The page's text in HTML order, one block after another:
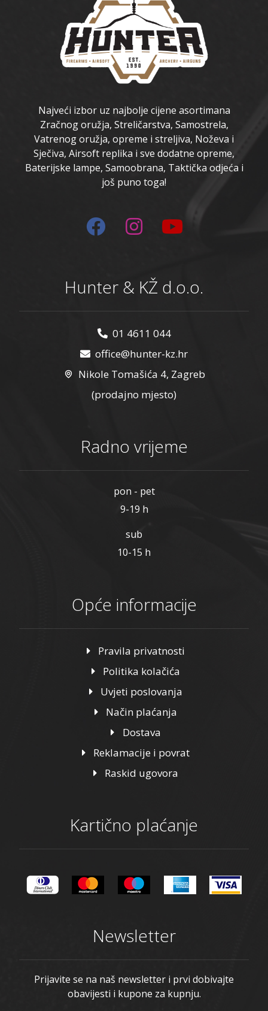
Najveći izbor uz najbolje cijene asortimana
Zračnog oružja, Streličarstva, Samostrela,
Vatrenog oružja, opreme i streljiva, Noževa i
Sječiva, Airsoft replika i sve dodatne opreme,
Baterijske lampe, Samoobrana, Taktička odjeća i
još puno toga!
Hunter & KŽ d.o.o.
01 4611 044
office@hunter-kz.hr
Nikole Tomašića 4, Zagreb
(prodajno mjesto)
Radno vrijeme
pon - pet
9-19 h
sub
10-15 h
Opće informacije
Pravila privatnosti
Politika kolačića
Uvjeti poslovanja
Način plaćanja
Dostava
Reklamacije i povrat
Raskid ugovora
Kartično plaćanje
Newsletter
Prijavite se na naš newsletter i prvi dobivajte
obavijesti i kupone za kupnju.